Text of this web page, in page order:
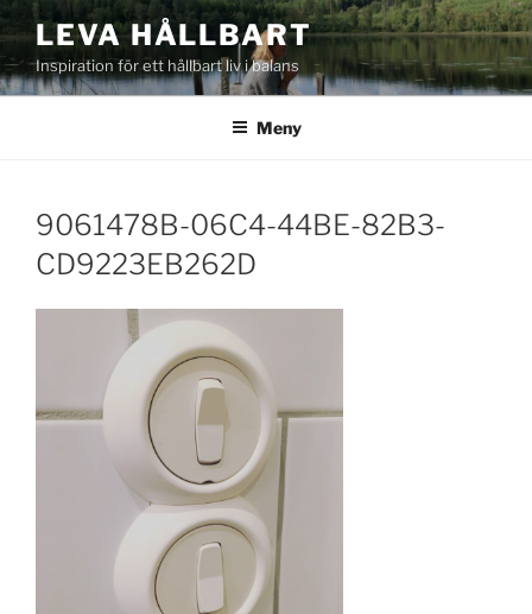
Hoppa
till
innehåll
LEVA HÅLLBART
Inspiration för ett hållbart liv i balans
Meny
9061478B-06C4-44BE-82B3-
CD9223EB262D